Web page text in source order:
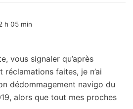
h 05 min
vous signaler qu’après
réclamations faites, je n’ai
dédommagement navigo du
alors que tout mes proches